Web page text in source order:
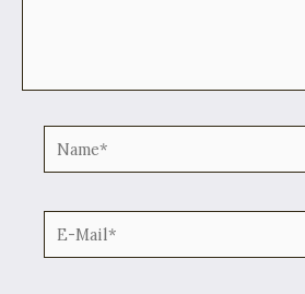
Name*
E-
Mail*